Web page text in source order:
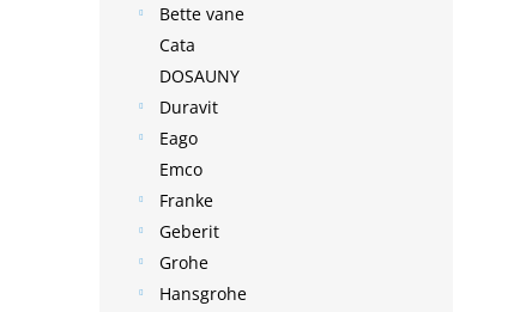
Bette vane
Cata
DOSAUNY
Duravit
Eago
Emco
Franke
Geberit
Grohe
Hansgrohe